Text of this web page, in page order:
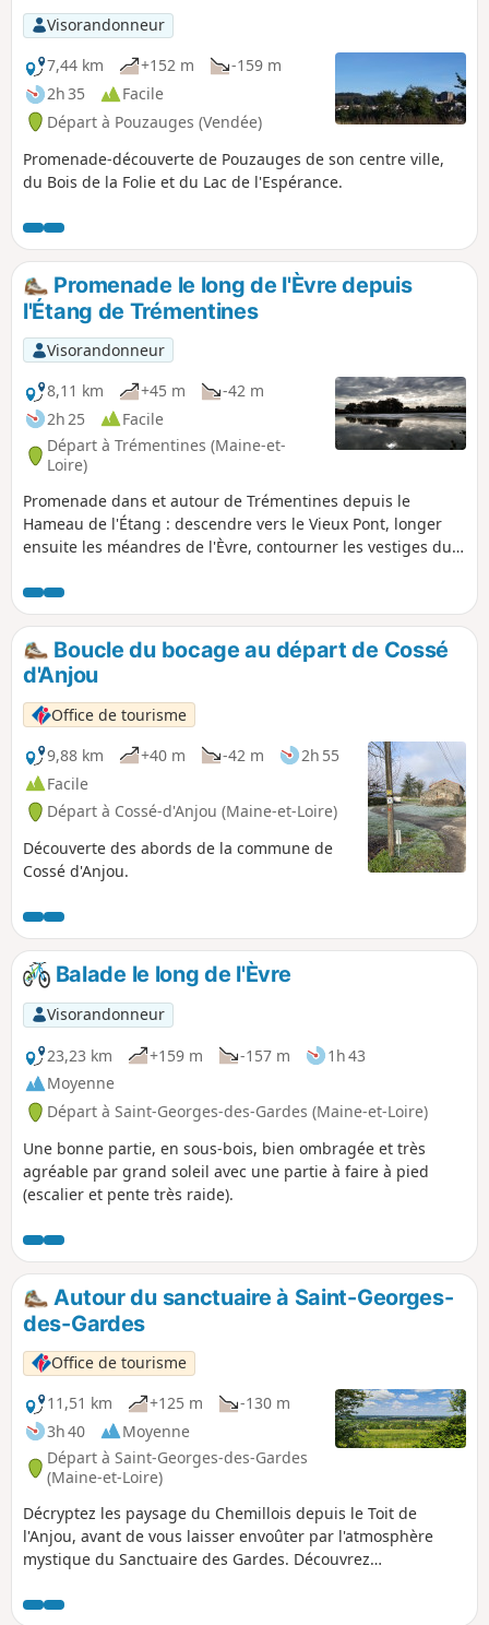
Visorandonneur
7,44 km
+152 m
-159 m
2h 35
Facile
Départ à Pouzauges (Vendée)
Promenade-découverte de Pouzauges de son centre ville,
du Bois de la Folie et du Lac de l'Espérance.
Promenade le long de l'Èvre depuis
l'Étang de Trémentines
Visorandonneur
8,11 km
+45 m
-42 m
2h 25
Facile
Départ à Trémentines (Maine-et-
Loire)
Promenade dans et autour de Trémentines depuis le
Hameau de l'Étang : descendre vers le Vieux Pont, longer
ensuite les méandres de l'Èvre, contourner les vestiges du
Florancière.
Boucle du bocage au départ de Cossé
d'Anjou
Office de tourisme
9,88 km
+40 m -42 m
2h 55
Facile
Départ à Cossé-d'Anjou (Maine-et-Loire)
Découverte des abords de la commune de
Cossé d'Anjou.
Balade le long de l'Èvre
Visorandonneur
23,23 km
+159 m -157 m
1h 43
Moyenne
Départ à Saint-Georges-des-Gardes (Maine-et-Loire)
Une bonne partie, en sous-bois, bien ombragée et très
agréable par grand soleil avec une partie à faire à pied
(escalier et pente très raide).
Autour du sanctuaire à Saint-Georges-
des-Gardes
Office de tourisme
11,51 km
+125 m
-130 m
3h 40
Moyenne
Départ à Saint-Georges-des-Gardes
(Maine-et-Loire)
Décryptez les paysage du Chemillois depuis le Toit de
l'Anjou, avant de vous laisser envoûter par l'atmosphère
mystique du Sanctuaire des Gardes. Découvrez
le parcours.